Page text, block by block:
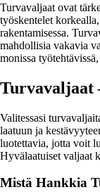
Turvavaljaat ovat
työskentelet
rakentamisessa.
mahdollisia vakavia
monissa
Turvavaljaat
Valitessasi
laatuun ja
luotettavia, jotta voit
Hyvälaatuiset valjaat
Mistä Hankkia